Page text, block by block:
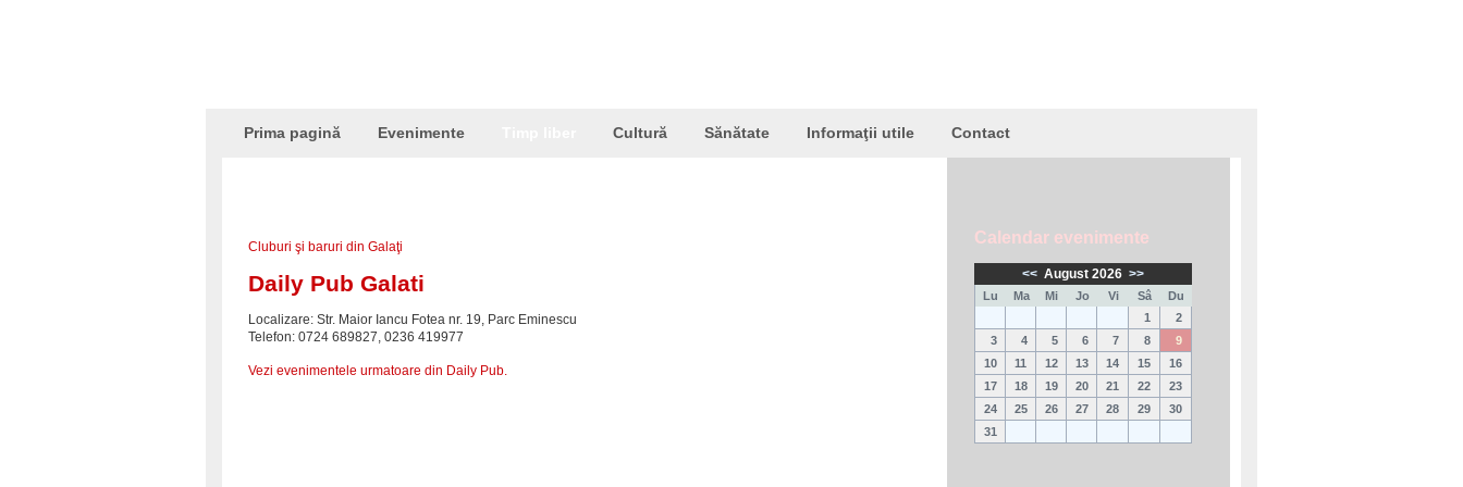
Prima pagină Evenimente Cultură Sănătate Informaţii utile Contact
Cluburi şi baruri din Galaţi
Daily Pub Galati
Localizare: Str. Maior Iancu Fotea nr. 19, Parc Eminescu
Telefon: 0724 689827, 0236 419977
Vezi evenimentele urmatoare din Daily Pub.
Calendar evenimente
<< August 2026 >>
Lu Ma Mi Jo Vi Sâ
Du
1
2
3
4 5 6 7 8
9
10
11 12 13 14 15
16
17
18 19 20 21 22
23
24
25 26 27 28 29
30
31